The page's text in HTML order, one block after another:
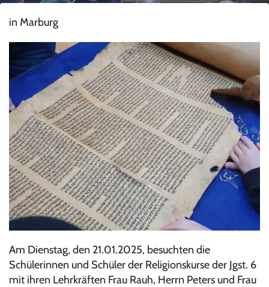
in Marburg
Am Dienstag, den 21.01.2025, besuchten die
Schülerinnen und Schüler der Religionskurse der Jgst. 6
mit ihren Lehrkräften Frau Rauh, Herrn Peters und Frau